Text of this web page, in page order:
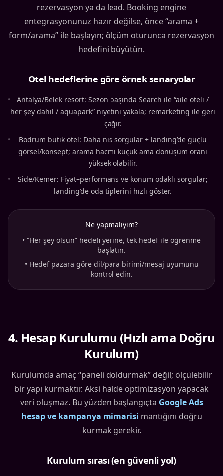
rezervasyon ya da lead. Booking engine
entegrasyonunuz hazır değilse, önce “arama +
form/arama” ile başlayın; ölçüm oturunca rezervasyon
hedefini büyütün.
Otel hedeflerine göre örnek senaryolar
•
Antalya/Belek resort: Sezon başında Search ile “aile oteli /
her şey dahil / aquapark” niyetini yakala; remarketing ile geri
çağır.
•
Bodrum butik otel: Daha niş sorgular + landing’de güçlü
görsel/konsept; arama hacmi küçük ama dönüşüm oranı
yüksek olabilir.
•
Side/Kemer: Fiyat–performans ve konum odaklı sorgular;
landing’de oda tiplerini hızlı göster.
Ne yapmalıyım?
• “Her şey olsun” hedefi yerine, tek hedef ile öğrenme
başlatın.
• Hedef pazara göre dil/para birimi/mesaj uyumunu
kontrol edin.
4. Hesap Kurulumu (Hızlı ama Doğru
Kurulum)
Kurulumda amaç “paneli doldurmak” değil; ölçülebilir
bir yapı kurmaktır. Aksi halde optimizasyon yapacak
veri oluşmaz. Bu yüzden başlangıçta Google Ads
hesap ve kampanya mimarisi mantığını doğru
kurmak gerekir.
Kurulum sırası (en güvenli yol)